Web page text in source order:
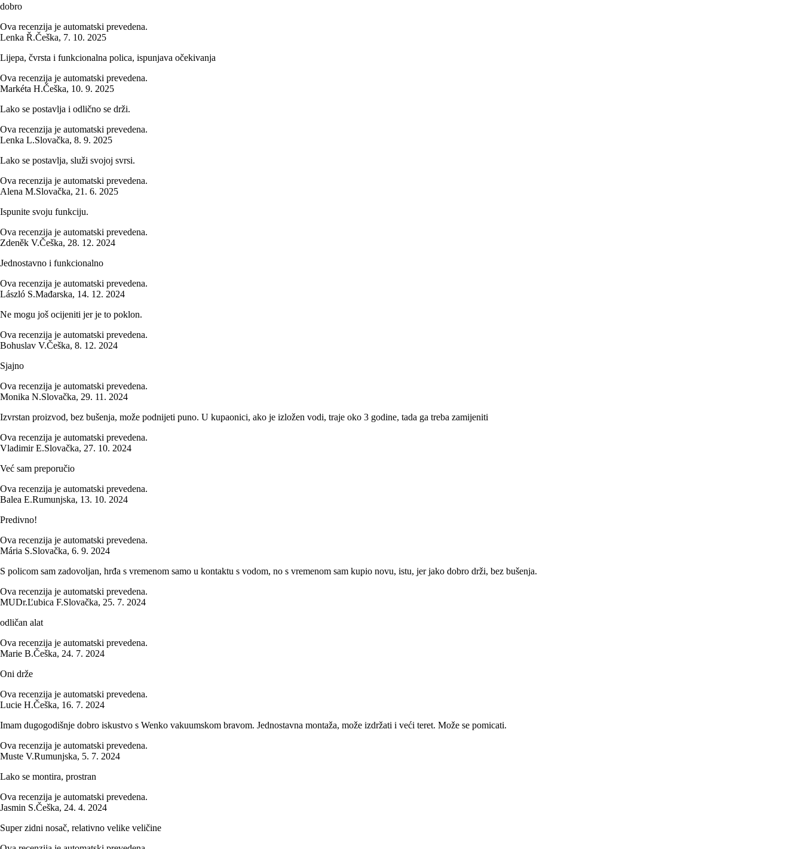
dobro
Ova recenzija je automatski prevedena.
Lenka Ř.Češka, 7. 10. 2025
Lijepa, čvrsta i funkcionalna polica, ispunjava očekivanja
Ova recenzija je automatski prevedena.
Markéta H.Češka, 10. 9. 2025
Lako se postavlja i odlično se drži.
Ova recenzija je automatski prevedena.
Lenka L.Slovačka, 8. 9. 2025
Lako se postavlja, služi svojoj svrsi.
Ova recenzija je automatski prevedena.
Alena M.Slovačka, 21. 6. 2025
Ispunite svoju funkciju.
Ova recenzija je automatski prevedena.
Zdeněk V.Češka, 28. 12. 2024
Jednostavno i funkcionalno
Ova recenzija je automatski prevedena.
László S.Mađarska, 14. 12. 2024
Ne mogu još ocijeniti jer je to poklon.
Ova recenzija je automatski prevedena.
Bohuslav V.Češka, 8. 12. 2024
Sjajno
Ova recenzija je automatski prevedena.
Monika N.Slovačka, 29. 11. 2024
Izvrstan proizvod, bez bušenja, može podnijeti puno. U kupaonici, ako je izložen vodi, traje oko 3 godine, tada ga treba zamijeniti
Ova recenzija je automatski prevedena.
Vladimir E.Slovačka, 27. 10. 2024
Već sam preporučio
Ova recenzija je automatski prevedena.
Balea E.Rumunjska, 13. 10. 2024
Predivno!
Ova recenzija je automatski prevedena.
Mária S.Slovačka, 6. 9. 2024
S policom sam zadovoljan, hrđa s vremenom samo u kontaktu s vodom, no s vremenom sam kupio novu, istu, jer jako dobro drži, bez bušenja.
Ova recenzija je automatski prevedena.
MUDr.Ľubica F.Slovačka, 25. 7. 2024
odličan alat
Ova recenzija je automatski prevedena.
Marie B.Češka, 24. 7. 2024
Oni drže
Ova recenzija je automatski prevedena.
Lucie H.Češka, 16. 7. 2024
Imam dugogodišnje dobro iskustvo s Wenko vakuumskom bravom. Jednostavna montaža, može izdržati i veći teret. Može se pomicati.
Ova recenzija je automatski prevedena.
Muste V.Rumunjska, 5. 7. 2024
Lako se montira, prostran
Ova recenzija je automatski prevedena.
Jasmin S.Češka, 24. 4. 2024
Super zidni nosač, relativno velike veličine